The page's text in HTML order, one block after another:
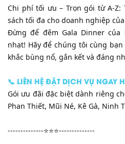
​Chi phí tối ưu – Trọn gói từ A-
sách tối đa cho doanh nghiệp
​Đừng để đêm Gala Dinner
nhạt! Hãy để chúng tôi cùng
khắc bùng nổ, gắn kết và đáng
​📞 LIÊN HỆ ĐẶT DỊCH VỤ NGAY
​Gói ưu đãi đặc biệt dành riêng
Phan Thiết, Mũi Né, Kê Gà, Ninh
--------------⭐️⭐️⭐️--------------